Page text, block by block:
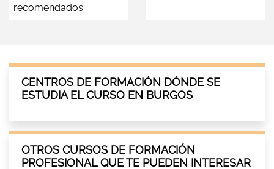
recomendados
CENTROS DE FORMACIÓN DÓNDE SE
ESTUDIA EL CURSO EN BURGOS
OTROS CURSOS DE FORMACIÓN
PROFESIONAL QUE TE PUEDEN INTERESAR